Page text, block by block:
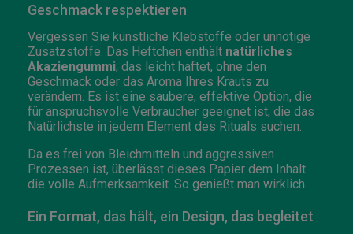
Geschmack respektieren
Vergessen Sie künstliche Klebstoffe oder unnötige
Zusatzstoffe. Das Heftchen enthält natürliches
Akaziengummi, das leicht haftet, ohne den
Geschmack oder das Aroma Ihres Krauts zu
verändern. Es ist eine saubere, effektive Option, die
für anspruchsvolle Verbraucher geeignet ist, die das
Natürlichste in jedem Element des Rituals suchen.
Da es frei von Bleichmitteln und aggressiven
Prozessen ist, überlässt dieses Papier dem Inhalt
die volle Aufmerksamkeit. So genießt man wirklich.
Ein Format, das hält, ein Design, das begleitet